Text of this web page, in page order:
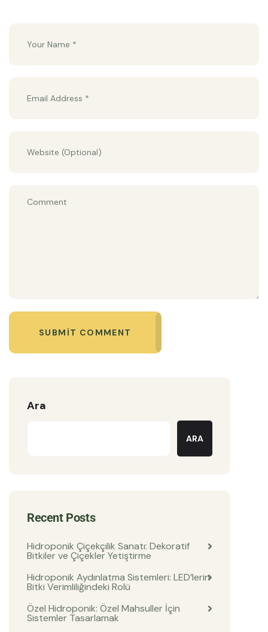
SUBMIT COMMENT
Ara
ARA
Recent Posts
Hidroponik Çiçekçilik Sanatı: Dekoratif
Bitkiler ve Çiçekler Yetiştirme
Hidroponik Aydınlatma Sistemleri: LED’lerin
Bitki Verimliliğindeki Rolü
Özel Hidroponik: Özel Mahsuller İçin
Sistemler Tasarlamak